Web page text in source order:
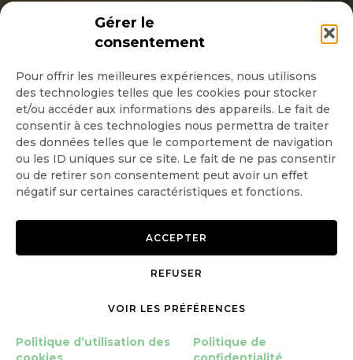
Gérer le
consentement
Pour offrir les meilleures expériences, nous utilisons
des technologies telles que les cookies pour stocker
et/ou accéder aux informations des appareils. Le fait de
consentir à ces technologies nous permettra de traiter
des données telles que le comportement de navigation
ou les ID uniques sur ce site. Le fait de ne pas consentir
ou de retirer son consentement peut avoir un effet
négatif sur certaines caractéristiques et fonctions.
ACCEPTER
REFUSER
VOIR LES PRÉFÉRENCES
Politique d’utilisation des
Politique de
INSCRIPTION NEWSLETTER
Quotidienne
Hebdo
OK
Politique de confidentialité
Gérer le consentement